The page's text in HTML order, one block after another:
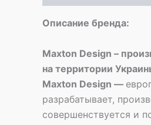
Описание бренда:
Maxton Design –
на территории
Maxton Design —
разрабатывает,
совершенствуется и